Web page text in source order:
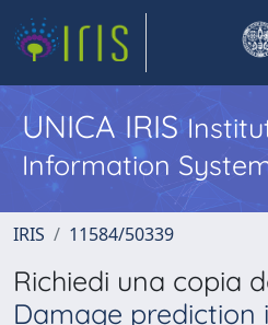
UNICA IRIS
Information
IRIS 11584/50339
Richiedi una copia
Damage prediction